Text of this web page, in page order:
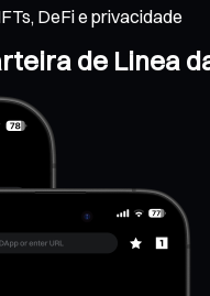
DeFi e privacidade
de Linea